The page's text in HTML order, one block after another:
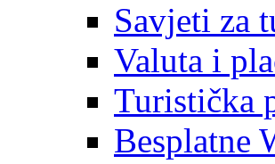
Savjeti za
Valuta i
Turistička
Besplatne